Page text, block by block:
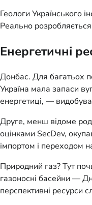
Геологи Українського
Реально
Енергетичні
Донбас. Для багатьох
Україна мала запаси
енергетиці, —
Друге, менш відоме
оцінками SecDev,
імпортом і переходом
Природний газ? Тут
газоносні басейни —
перспективні ресурси